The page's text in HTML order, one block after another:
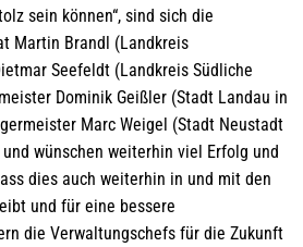
sein können“, sind sich die
Martin Brandl (Landkreis
Seefeldt (Landkreis Südliche
Dominik Geißler (Stadt Landau in
Marc Weigel (Stadt Neustadt
wünschen weiterhin viel Erfolg und
dies auch weiterhin in und mit den
und für eine bessere
die Verwaltungschefs für die Zukunft